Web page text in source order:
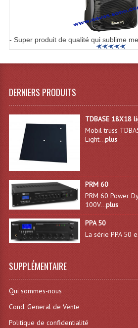
Sacs & Housses De
Valises Pour Clavier
Rack 19 Pouces
Accessoires Flight-Case
Machines À Effets Fumées,
Lanceur De Flammes Et
Machine À Etincelles
Machines & Canon À
Machines À Mousse,
- Super produit de qualité qui sublime
DERNIERS PRODUITS
TDBASE 18X18
Mobil truss
Light...plus
PRM 60
PRM 60 Power
100V...plus
PPA 50
La série PPA 50
SUPPLÉMENTAIRE
Qui sommes-nous
Cond. General de Vente
Politique de confidentialité